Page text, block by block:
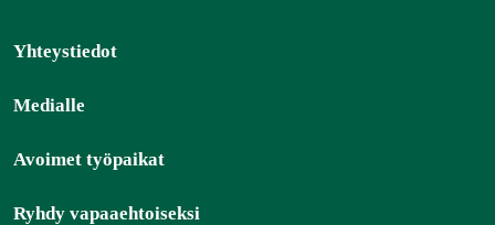
Yhteystiedot
Medialle
Avoimet työpaikat
Ryhdy vapaaehtoiseksi